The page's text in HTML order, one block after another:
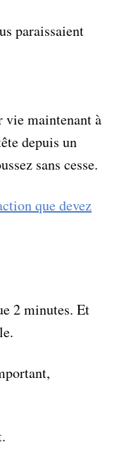
paraissaient
vie maintenant à
depuis un
sans cesse.
que devez
2 minutes. Et